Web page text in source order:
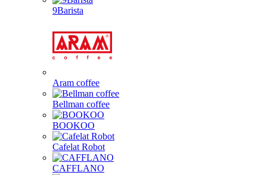
9Barista
Aram coffee
Bellman coffee
BOOKOO
Cafelat Robot
CAFFLANO